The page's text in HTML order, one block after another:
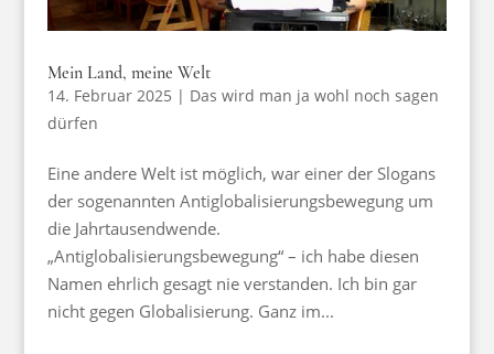
Mein Land, meine Welt
14. Februar 2025 | Das wird man ja wohl noch sagen
dürfen
Eine andere Welt ist möglich, war einer der Slogans
der sogenannten Antiglobalisierungsbewegung um
die Jahrtausendwende.
„Antiglobalisierungsbewegung“ – ich habe diesen
Namen ehrlich gesagt nie verstanden. Ich bin gar
nicht gegen Globalisierung. Ganz im...